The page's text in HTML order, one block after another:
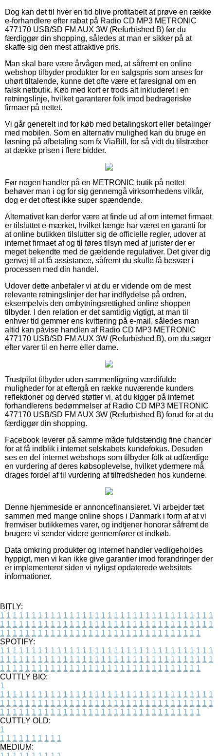
Dog kan det til hver en tid blive profitabelt at prøve en række
e-forhandlere efter rabat på Radio CD MP3 METRONIC
477170 USB/SD FM AUX 3W (Refurbished B) før du
færdiggør din shopping, således at man er sikker på at
skaffe sig den mest attraktive pris.
Man skal bare være årvågen med, at såfremt en online
webshop tilbyder produkter for en salgspris som anses for
uhørt tiltalende, kunne det ofte være et faresignal om en
falsk netbutik. Køb med kort er trods alt inkluderet i en
retningslinje, hvilket garanterer folk imod bedrageriske
firmaer på nettet.
Vi går generelt ind for køb med betalingskort eller betalinger
med mobilen. Som en alternativ mulighed kan du bruge en
løsning på afbetaling som fx ViaBill, for så vidt du tilstræber
at dække prisen i flere bidder.
Før nogen handler på en METRONIC butik på nettet
behøver man i og for sig gennemgå virksomhedens vilkår,
dog er det oftest ikke super spændende.
Alternativet kan derfor være at finde ud af om internet firmaet
er tilsluttet e-mærket, hvilket længe har været en garanti for
at online butikken tilslutter sig de officielle regler, udover at
internet firmaet af og til føres tilsyn med af jurister der er
meget bekendte med de gældende regulativer. Det giver dig
genvej til at få assistance, såfremt du skulle få besvær i
processen med din handel.
Udover dette anbefaler vi at du er vidende om de mest
relevante retningslinjer der har indflydelse på ordren,
eksempelvis den ombytningsrettighed online shoppen
tilbyder. I den relation er det samtidig vigtigt, at man til
enhver tid gemmer ens kvittering på e-mail, således man
altid kan påvise handlen af Radio CD MP3 METRONIC
477170 USB/SD FM AUX 3W (Refurbished B), om du søger
efter varer til en herre eller dame.
Trustpilot tilbyder uden sammenligning værdifulde
muligheder for at eftergå en række nuværende kunders
reflektioner og derved støtter vi, at du kigger på internet
forhandlerens bedømmelser af Radio CD MP3 METRONIC
477170 USB/SD FM AUX 3W (Refurbished B) forud for at du
færdiggør din shopping.
Facebook leverer på samme måde fuldstændig fine chancer
for at få indblik i internet selskabets kundefokus. Desuden
ses en del internet webshops som tilbyder folk at udfærdige
en vurdering af deres købsoplevelse, hvilket ydermere må
drages fordel af til vurdering af tilfredsheden hos kunderne.
Denne hjemmeside er annoncefinansieret. Vi arbejder tæt
sammen med mange online shops i Danmark i form af at vi
fremviser butikkernes varer, og indtjener honorar såfremt de
brugere vi sender videre gennemfører et indkøb.
Data omkring produkter og internet handler vedligeholdes
hyppigt, men vi kan ikke give garantier imod forandringer der
er implementeret siden vi nyligst opdaterede websitets
informationer.
BITLY:
1 1 1 1 1 1 1 1 1 1 1 1 1 1 1 1 1 1 1 1 1 1 1 1 1 1 1 1 1 1 1 1 1 1
1 1 1 1 1 1 1 1 1 1 1 1 1 1 1 1 1 1 1 1 1 1 1 1 1 1 1 1 1 1 1 1 1 1
1 1 1 1 1 1 1 1 1 1 1 1 1 1 1 1 1 1 1 1 1 1 1 1 1 1 1 1 1 1 1 1
SPOTIFY:
1 1 1 1 1 1 1 1 1 1 1 1 1 1 1 1 1 1 1 1 1 1 1 1 1 1 1 1 1 1 1 1 1 1
1 1 1 1 1 1 1 1 1 1 1 1 1 1 1 1 1 1 1 1 1 1 1 1 1 1 1 1 1 1 1 1 1 1
1 1 1 1 1 1 1 1 1 1 1 1 1 1 1 1 1 1 1 1 1 1 1 1 1 1 1 1 1 1 1 1
CUTTLY BIO:
1
1 1 1 1 1 1 1 1 1 1 1 1 1 1 1 1 1 1 1 1 1 1 1 1 1 1 1 1 1 1 1 1 1 1
1 1 1 1 1 1 1 1 1 1 1 1 1 1 1 1 1 1 1 1 1 1 1 1 1 1 1 1 1 1 1 1 1 1
1 1 1 1 1 1 1 1 1 1 1 1 1 1 1 1 1 1 1 1 1 1 1 1 1 1 1 1 1 1 1 1
CUTTLY OLD:
1
1 1 1 1 1 1 1 1 1 1
MEDIUM: